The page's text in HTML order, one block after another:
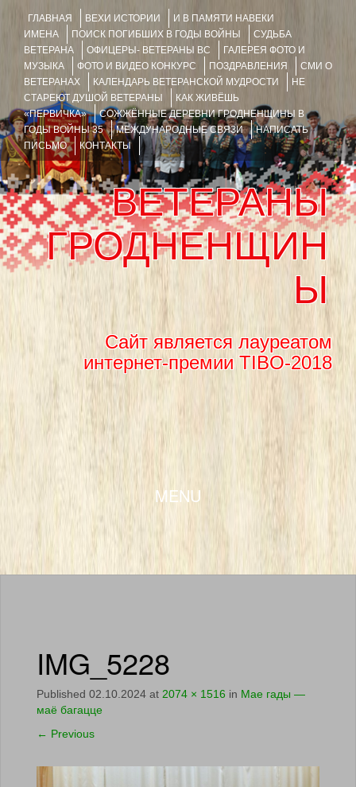
ГЛАВНАЯ ВЕХИ ИСТОРИИ
И В ПАМЯТИ НАВЕКИ
ИМЕНА
ПОИСК ПОГИБШИХ В ГОДЫ ВОЙНЫ
СУДЬБА
ВЕТЕРАНА
ОФИЦЕРЫ- ВЕТЕРАНЫ ВС
ГАЛЕРЕЯ ФОТО И
МУЗЫКА
ФОТО И ВИДЕО КОНКУРС ПОЗДРАВЛЕНИЯ
СМИ О
ВЕТЕРАНАХ
КАЛЕНДАРЬ ВЕТЕРАНСКОЙ МУДРОСТИ
НЕ
СТАРЕЮТ ДУШОЙ ВЕТЕРАНЫ
КАК ЖИВЁШЬ
«ПЕРВИЧКА»
СОЖЖЁННЫЕ ДЕРЕВНИ ГРОДНЕНЩИНЫ В
ГОДЫ ВОЙНЫ 35
МЕЖДУНАРОДНЫЕ СВЯЗИ
НАПИСАТЬ
ПИСЬМО
КОНТАКТЫ
ВЕТЕРАНЫ
ГРОДНЕНЩИН
Ы
Сайт является лауреатом
интернет-премии TIBO-2018
MENU
SKIP TO CONTENT
IMG_5228
Published 02.10.2024 at 2074 × 1516 in Мае гады —
маё багацце
← Previous